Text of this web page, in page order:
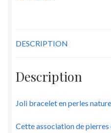
-
-
mm
DESCRIPTION
Description
Joli bracelet en perles
Cette association de